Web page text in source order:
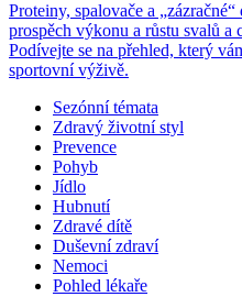
Proteiny, spalovače a
prospěch výkonu a růstu svalů a
Podívejte se na přehled, který
sportovní výživě.
Sezónní témata
Zdravý životní styl
Prevence
Pohyb
Jídlo
Hubnutí
Zdravé dítě
Duševní zdraví
Nemoci
Pohled lékaře